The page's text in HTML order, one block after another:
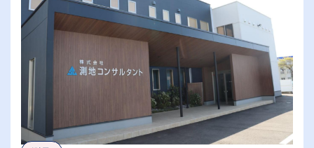
休日数が多い順